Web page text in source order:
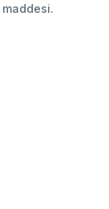
maddesi.